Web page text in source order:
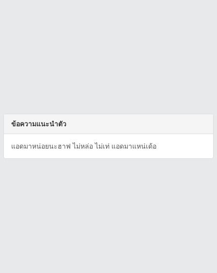
ข้อความแนะนำตัว
แอดมาหน่อยนะฮาฟ ไม่หล่อ ไม่เท่ แอดมาแหน่เด้อ